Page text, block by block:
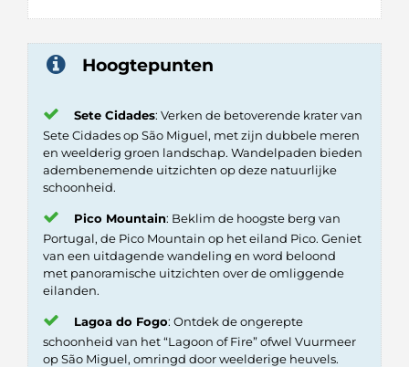
Hoogtepunten
Sete Cidades: Verken de betoverende krater van
Sete Cidades op São Miguel, met zijn dubbele meren
en weelderig groen landschap. Wandelpaden bieden
adembenemende uitzichten op deze natuurlijke
schoonheid.
Pico Mountain: Beklim de hoogste berg van
Portugal, de Pico Mountain op het eiland Pico. Geniet
van een uitdagende wandeling en word beloond
met panoramische uitzichten over de omliggende
eilanden.
Lagoa do Fogo: Ontdek de ongerepte
schoonheid van het “Lagoon of Fire” ofwel Vuurmeer
op São Miguel, omringd door weelderige heuvels.